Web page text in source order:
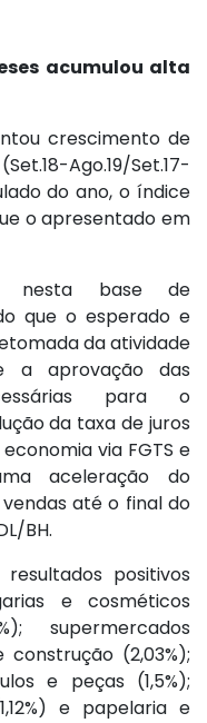
acumulou alta
crescimento de
Ago.19/Set.17-
do ano, o índice
o apresentado em
nesta base de
que o esperado e
da atividade
a aprovação das
para o
da taxa de juros
via FGTS e
aceleração do
até o final do
BH.
positivos
e cosméticos
supermercados
(2,03%);
e peças (1,5%);
e papelaria e